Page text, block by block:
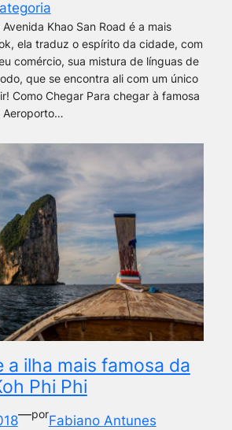
Khao San Road é a mais
ela traduz o espírito da cidade, com
comércio, sua mistura de línguas de
que se encontra ali com um único
Como Chegar Para chegar à famosa
Aeroporto…
a ilha mais famosa da
Phi Phi
—porFabiano Antunes